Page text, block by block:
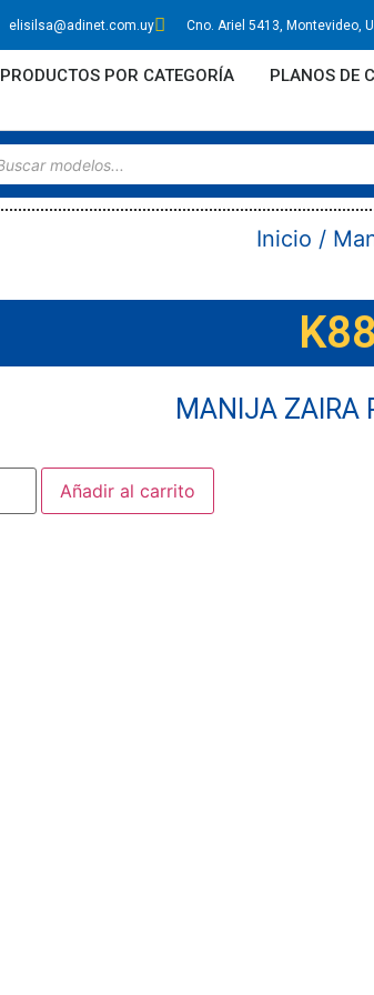
elisilsa@adinet.com.uy Cno. Ariel 5413, Montevideo,
PRODUCTOS POR CATEGORÍA PLANOS DE
Inicio /
MANIJA ZAIRA
Añadir al carrito